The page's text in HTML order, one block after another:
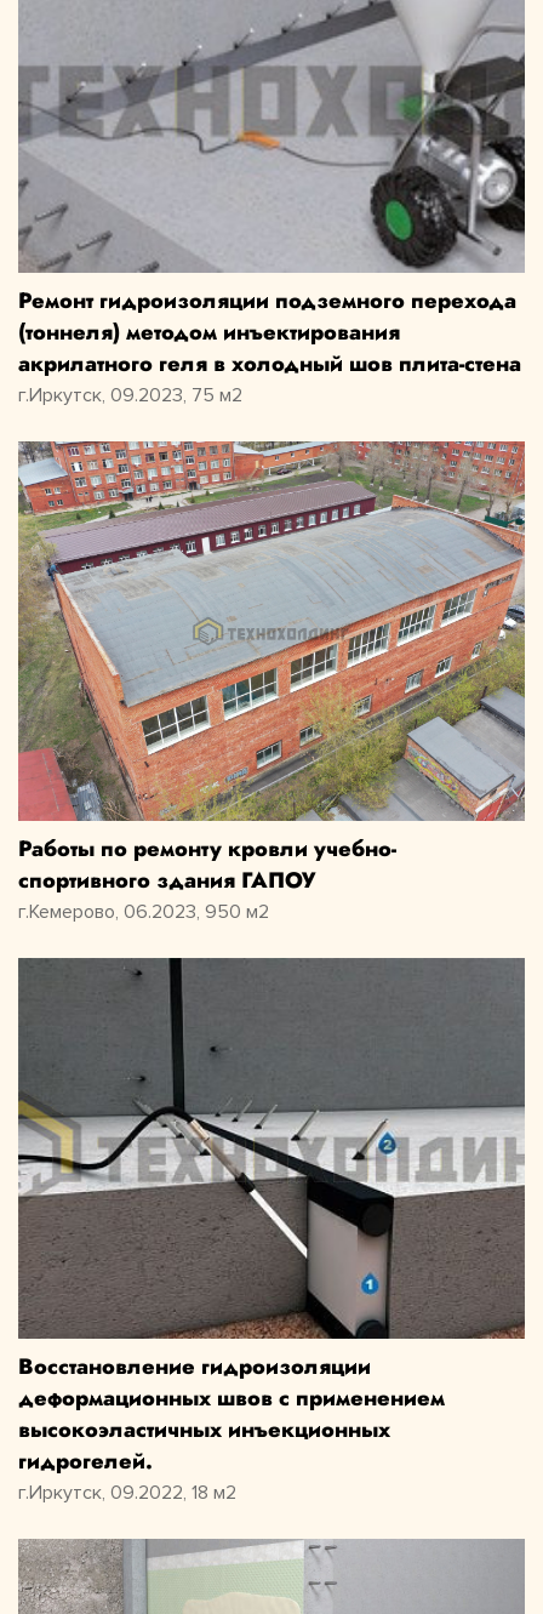
Ремонт гидроизоляции подземного перехода
(тоннеля) методом инъектирования
акрилатного геля в холодный шов плита-стена
г.Иркутск, 09.2023, 75 м2
Работы по ремонту кровли учебно-
спортивного здания ГАПОУ
г.Кемерово, 06.2023, 950 м2
Восстановление гидроизоляции
деформационных швов с применением
высокоэластичных инъекционных
гидрогелей.
г.Иркутск, 09.2022, 18 м2